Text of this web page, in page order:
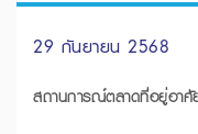
29 กันยายน 2568
สถานการณ์ตลาดที่อยู่อาศั